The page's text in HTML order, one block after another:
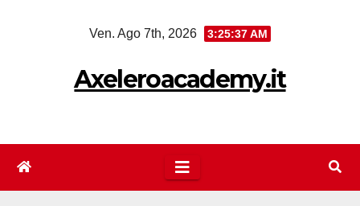
Ven. Ago 7th, 2026 3:25:37 AM
Axeleroacademy.it